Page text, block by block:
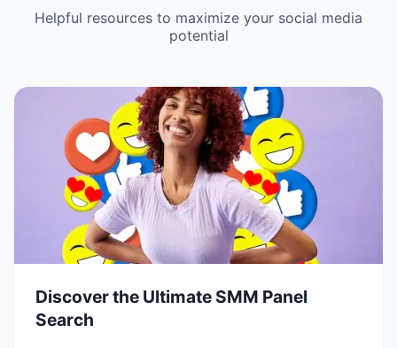
Helpful resources to maximize your social media
potential
Discover the Ultimate SMM Panel
Search